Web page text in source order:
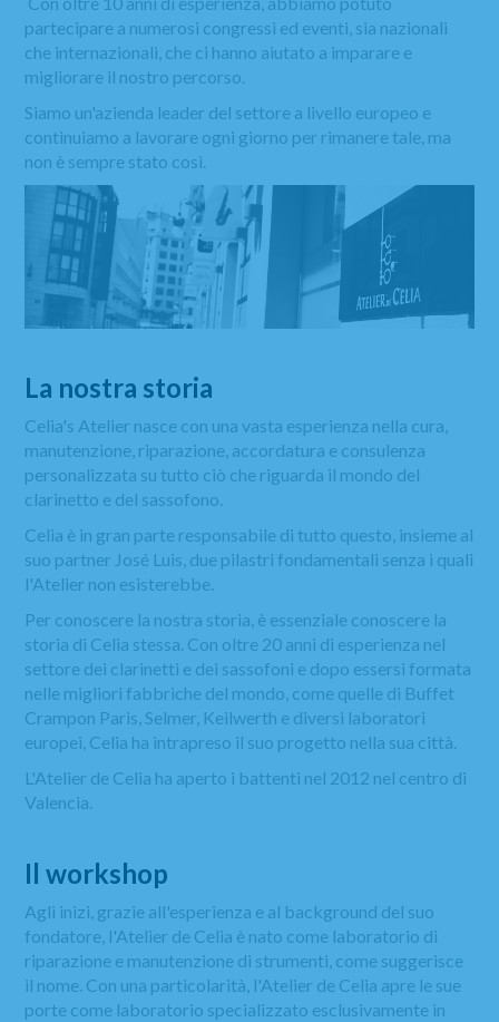
partecipare a numerosi congressi ed eventi, sia nazionali
che internazionali, che ci hanno aiutato a imparare e
migliorare il nostro percorso.
Siamo un'azienda leader del settore a livello europeo e
continuiamo a lavorare ogni giorno per rimanere tale, ma
non è sempre stato così.
La nostra storia
Celia's Atelier nasce con una vasta esperienza nella cura,
manutenzione, riparazione, accordatura e consulenza
personalizzata su tutto ciò che riguarda il mondo del
clarinetto e del sassofono.
Celia è in gran parte responsabile di tutto questo, insieme al
suo partner José Luis, due pilastri fondamentali senza i quali
l'Atelier non esisterebbe.
Per conoscere la nostra storia, è essenziale conoscere la
storia di Celia stessa. Con oltre 20 anni di esperienza nel
settore dei clarinetti e dei sassofoni e dopo essersi formata
nelle migliori fabbriche del mondo, come quelle di Buffet
Crampon Paris, Selmer, Keilwerth e diversi laboratori
europei, Celia ha intrapreso il suo progetto nella sua città.
L'Atelier de Celia ha aperto i battenti nel 2012 nel centro di
Valencia.
Il workshop
Agli inizi, grazie all'esperienza e al background del suo
fondatore, l'Atelier de Celia è nato come laboratorio di
riparazione e manutenzione di strumenti, come suggerisce
il nome. Con una particolarità, l'Atelier de Celia apre le sue
porte come laboratorio specializzato esclusivamente in